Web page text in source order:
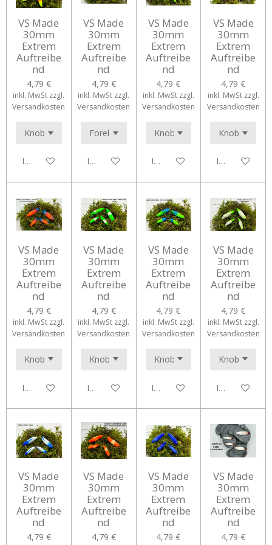
VS Made
30mm
Extrem
Auftreibe
nd
4,79 €
inkl. MwSt zzgl.
Versandkosten
In den Warenkorb
VS Made
30mm
Extrem
Auftreibe
nd
4,79 €
inkl. MwSt zzgl.
Versandkosten
In den Warenkorb
VS Made
30mm
Extrem
Auftreibe
nd
4,79 €
inkl. MwSt zzgl.
Versandkosten
In den Warenkorb
VS Made
30mm
Extrem
Auftreibe
nd
4,79 €
inkl. MwSt zzgl.
Versandkosten
In den
VS Made
30mm
Extrem
Auftreibe
nd
4,79 €
inkl. MwSt zzgl.
Versandkosten
In den Warenkorb
VS Made
30mm
Extrem
Auftreibe
nd
4,79 €
inkl. MwSt zzgl.
Versandkosten
In den Warenkorb
VS Made
30mm
Extrem
Auftreibe
nd
4,79 €
inkl. MwSt zzgl.
Versandkosten
In den Warenkorb
VS Made
30mm
Extrem
Auftreibe
nd
4,79 €
inkl. MwSt zzgl.
Versandkosten
In den
VS Made
30mm
Extrem
Auftreibe
nd
4,79 €
VS Made
30mm
Extrem
Auftreibe
nd
4,79 €
VS Made
30mm
Extrem
Auftreibe
nd
4,79 €
VS Made
30mm
Extrem
Auftreibe
nd
4,79 €